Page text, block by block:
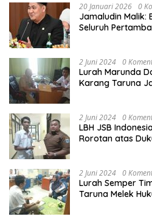
20 Januari 2026 0
Jamaludin Malik:
Seluruh
2 Juni 2024 0
Lurah Marunda
Karang Taruna
2 Juni 2024 0
LBH JSB
Rorotan atas
2 Juni 2024 0
Lurah Semper
Taruna Melek